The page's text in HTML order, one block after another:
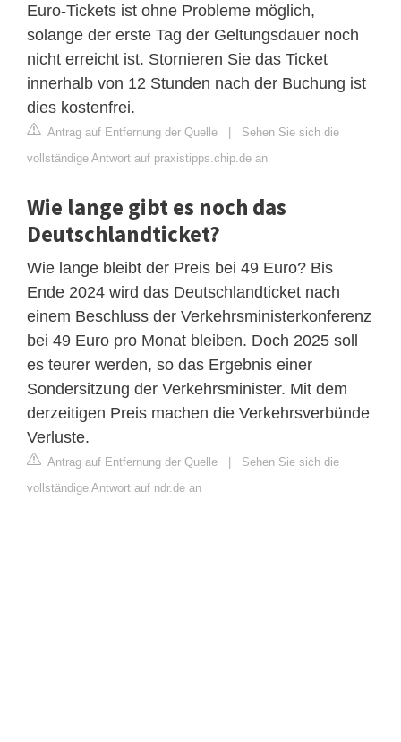
Euro-Tickets ist ohne Probleme möglich,
solange der erste Tag der Geltungsdauer noch
nicht erreicht ist. Stornieren Sie das Ticket
innerhalb von 12 Stunden nach der Buchung ist
dies kostenfrei.
Antrag auf Entfernung der Quelle | Sehen Sie sich die
vollständige Antwort auf praxistipps.chip.de an
Wie lange gibt es noch das
Deutschlandticket?
Wie lange bleibt der Preis bei 49 Euro? Bis
Ende 2024 wird das Deutschlandticket nach
einem Beschluss der Verkehrsministerkonferenz
bei 49 Euro pro Monat bleiben. Doch 2025 soll
es teurer werden, so das Ergebnis einer
Sondersitzung der Verkehrsminister. Mit dem
derzeitigen Preis machen die Verkehrsverbünde
Verluste.
Antrag auf Entfernung der Quelle | Sehen Sie sich die
vollständige Antwort auf ndr.de an